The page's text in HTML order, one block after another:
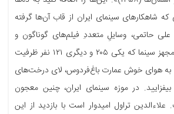
شاهکارهای سینمای ایران از قاب آن‌ها گرفته
حاتمی، وسایلِ متعددِ فیلم‌های گوناگون و
خاطره‌انگیز، و دو سالن مجهز سینما که یکی ۲۰۵ و دیگری ۱۲۱ نفر ظرفیت
به هوای خوش عمارت باغ‌فردوس، لای درخت‌های
در موزه سینمای ایران، چنین معجون
تراول امیدوار است با بازدید از این